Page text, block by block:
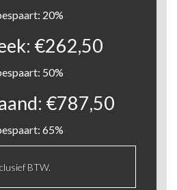
20%
€262,50
50%
€787,50
65%
BTW.